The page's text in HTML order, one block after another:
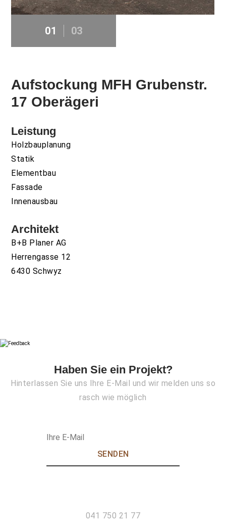
01 03
Aufstockung MFH Grubenstr.
17 Oberägeri
Leistung
Holzbauplanung
Statik
Elementbau
Fassade
Innenausbau
Architekt
B+B Planer AG
Herrengasse 12
6430 Schwyz
Haben Sie ein Projekt?
Hinterlassen Sie uns Ihre E-Mail und wir melden uns so
rasch wie möglich
041 750 21 77